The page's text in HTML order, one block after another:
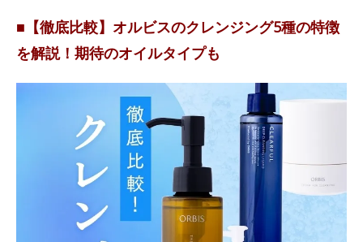
■【徹底比較】オルビスのクレンジング5種の特徴
を解説！期待のオイルタイプも